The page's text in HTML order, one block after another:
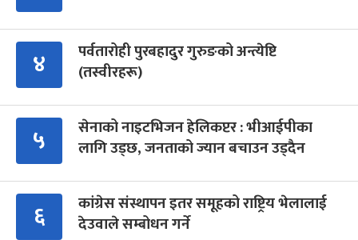
४
पर्वतारोही पुरबहादुर गुरुङको अन्त्येष्टि
(तस्वीरहरू)
५
सेनाको नाइटभिजन हेलिकप्टर : भीआईपीका
लागि उड्छ, जनताको ज्यान बचाउन उड्दैन
६
कांग्रेस संस्थापन इतर समूहको राष्ट्रिय भेलालाई
देउवाले सम्बोधन गर्ने